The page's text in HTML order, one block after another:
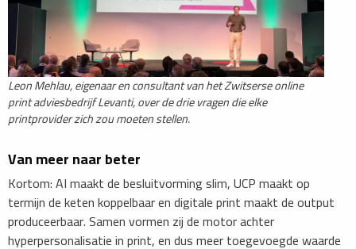
Leon Mehlau, eigenaar en consultant van het Zwitserse online
print adviesbedrijf Levanti, over de drie vragen die elke
printprovider zich zou moeten stellen.
Van meer naar beter
Kortom: AI maakt de besluitvorming slim, UCP maakt op
termijn de keten koppelbaar en digitale print maakt de output
produceerbaar. Samen vormen zij de motor achter
hyperpersonalisatie in print, en dus meer toegevoegde waarde